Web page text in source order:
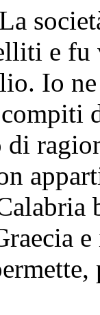
e
Io
di